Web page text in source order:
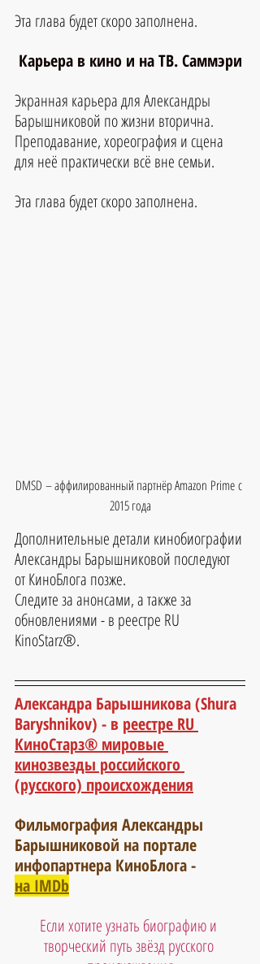
Эта глава будет скоро заполнена.
Карьера в кино и на ТВ. Саммэри
Экранная карьера для Александры
Барышниковой по жизни вторична.
Преподавание, хореография и сцена
для неё практически всё вне семьи.
Эта глава будет скоро заполнена.
DMSD – аффилированный партнёр Amazon Prime с
2015 года
Дополнительные детали кинобиографии
Александры Барышниковой последуют
от КиноБлога позже.
Следите за анонсами, а также за
обновлениями - в реестре RU
KinoStarz®.
Александра Барышникова (Shura
Baryshnikov) - в реестре RU
КиноСтарз® мировые
кинозвезды российского
(русского) происхождения
Фильмография Александры
Барышниковой на портале
инфопартнера КиноБлога -
на IMDb
Если хотите узнать биографию и
творческий путь звёзд русского